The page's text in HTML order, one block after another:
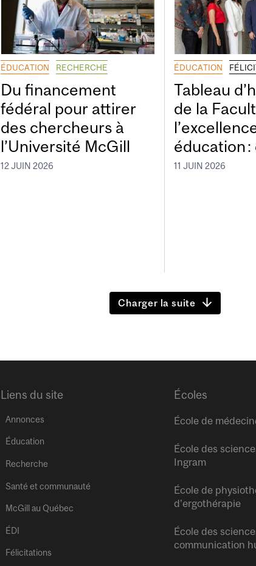
ÉDUCATION RECHERCHE
Du financement
fédéral pour attirer
des chercheurs à
l’Université McGill
12 JUIN 2026
ÉDUCATION
Tableau
de la
éducation
11 JUIN 2026
Charger la suite
Liens du site
Annonces
Éducation
Recherche
Santé et communauté
McGill au Québec
ÉDI
Félicitations
Écoles
École de
École des
Ingram
École de
d’ergothérapie
École des
communication